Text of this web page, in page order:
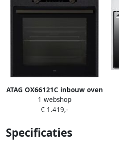
ATAG OX66121C inbouw oven
Black Steel Aqua Clean
1 webshop
€ 1.419,-
Specificaties